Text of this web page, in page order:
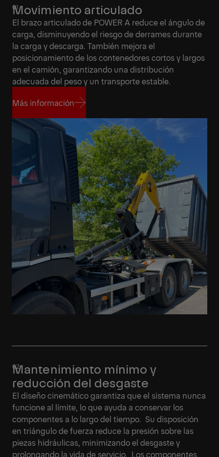
Movimiento articulado
El brazo articulado de POWER A reduce el ángulo de
carga, disminuyendo el riesgo de derrames durante
la carga y descarga. También mejora el
posicionamiento de los contenedores cortos y largos
en el camión, garantizando una distribución
adecuada del peso y un transporte estable.
Más información
Más información
Mantenimiento mínimo y
reducción del desgaste
El diseño cinemático garantiza que el sistema nunca
funcione al límite, lo que ayuda a conservar los
componentes a lo largo del tiempo. Su disposición
en triángulo de fuerza reduce la presión sobre las
piezas hidráulicas, minimizando el desgaste y
prolongando la vida de servicio. Los componentes